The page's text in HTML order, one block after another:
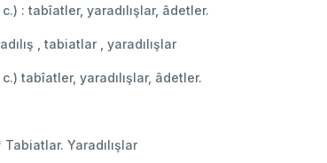
: tabîatler, yaradılışlar, âdetler.
, tabiatlar , yaradılışlar
tabîatler, yaradılışlar, âdetler.
Tabiatlar. Yaradılışlar